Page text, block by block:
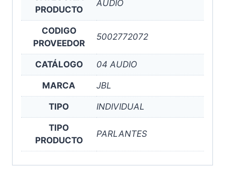
PRODUCTO
AUDIO
CODIGO
PROVEEDOR
5002772072
CATÁLOGO 04 AUDIO
MARCA JBL
TIPO INDIVIDUAL
TIPO
PRODUCTO
PARLANTES